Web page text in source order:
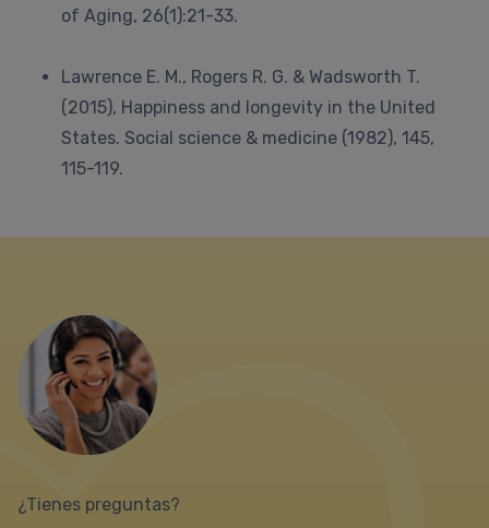
of Aging, 26(1):21-33.
Lawrence E. M., Rogers R. G. & Wadsworth T.
(2015), Happiness and longevity in the United
States. Social science & medicine (1982), 145,
115-119.
¿Tienes preguntas?